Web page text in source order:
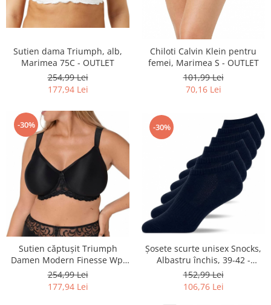
Sutien dama Triumph, alb,
Marimea 75C - OUTLET
254,99 Lei
177,94 Lei
Chiloti Calvin Klein pentru
femei, Marimea S - OUTLET
101,99 Lei
70,16 Lei
-30%
Sutien căptușit Triumph
Damen Modern Finesse Wp,
80 C - OUTLET
254,99 Lei
177,94 Lei
-30%
Şosete scurte unisex Snocks,
Albastru închis, 39-42 -
OUTLET
152,99 Lei
106,76 Lei